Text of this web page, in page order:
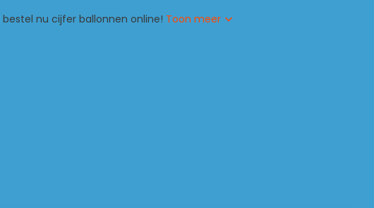
nu cijfer ballonnen online! Toon meer